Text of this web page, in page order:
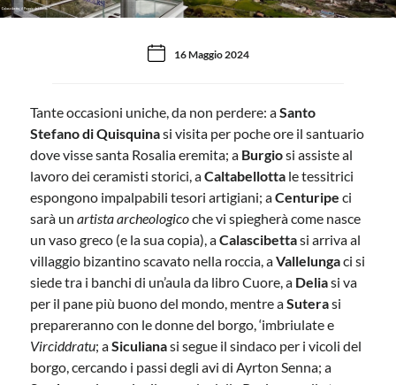
Calascibetta, il Poggio del Conte
16 Maggio 2024
Tante occasioni uniche, da non perdere: aSanto
Stefano di Quisquinasi visita per poche ore il santuario
dove visse santa Rosalia eremita; a Burgiosi assiste al
lavoro dei ceramisti storici, aCaltabellotta le tessitrici
espongono impalpabili tesori artigiani; aCenturipe ci
sarà unartista archeologicoche vi spiegherà come nasce
un vaso greco (e la sua copia), aCalascibettasi arriva al
villaggio bizantino scavato nella roccia, aVallelungaci si
siede tra i banchi di un’aula da libro Cuore, a Deliasi va
per il pane più buono del mondo, mentre aSuterasi
prepareranno con le donne del borgo, ‘imbriulate e
Virciddratu; aSiculianasi segue il sindaco per i vicoli del
borgo, cercando i passi degli avi di Ayrton Senna; a